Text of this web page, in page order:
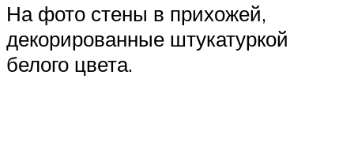
На фото стены в прихожей,
декорированные штукатуркой
белого цвета.